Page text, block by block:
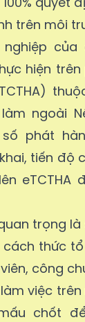
trên môi
của
hiện
ngoài
phát
tiến độ
eTCTHA
trọng
thức
công
việc
chốt